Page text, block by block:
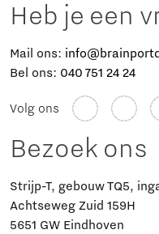
Heb je een
Mail ons:
Bel ons: 040 751 24 24
Volg ons
Bezoek ons
Strijp-T, gebouw TQ5,
Achtseweg Zuid 159H
5651 GW Eindhoven